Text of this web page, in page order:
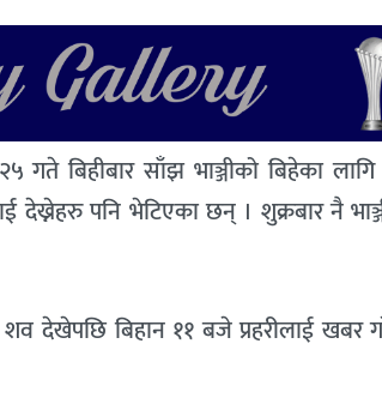
बिहीबार साँझ भाञ्जीको बिहेका लागि
पनि भेटिएका छन् । शुक्रबार नै
देखेपछि बिहान ११ बजे प्रहरीलाई खबर